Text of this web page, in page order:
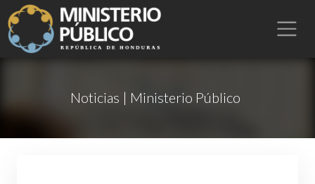
Noticias | Ministerio Público